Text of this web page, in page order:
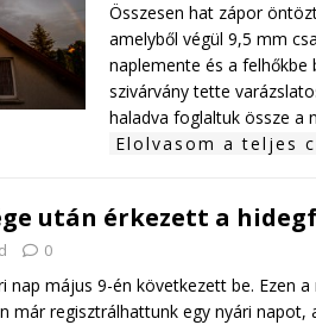
Összesen hat zápor
amelyből végül 9,5 mm
naplemente és a
szivárvány tette
haladva foglaltuk össze a
Elolvasom a teljes
után érkezett a
0
nap május 9-én következett be. Ezen
már regisztrálhattunk egy nyári